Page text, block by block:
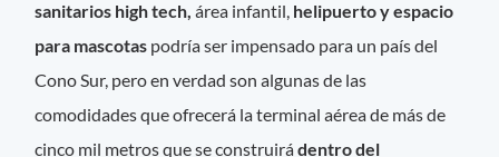
sanitarios high tech, área infantil, helipuerto y espacio
para mascotas podría ser impensado para un país del
Cono Sur, pero en verdad son algunas de las
comodidades que ofrecerá la terminal aérea de más de
cinco mil metros que se construirádentro del